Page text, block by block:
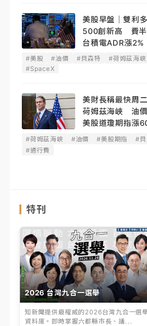
美股早盤｜雙利
500創新高 費半
台積電ADR漲2%
#美股 #油價 #貝森特 #荷姆茲海峽
#SpaceX
美財長稱最快周
荷姆茲海峽 油價
美股道瓊期指漲
#荷姆茲海峽 #油價 #美股期指
#
#通行費
特刊
2026 台灣九合一選舉
知新聞提供最權威的2026台灣九合一選
資料庫。即時掌握六都縣市長、議...